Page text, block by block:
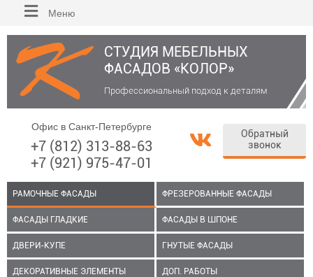
Меню
СТУДИЯ МЕБЕЛЬНЫХ
ФАСАДОВ «КОЛОР»
Профессиональный подход к деталям
Офис в Санкт-Петербурге
+7 (812) 313-88-63
+7 (921) 975-47-01
Обратный
звонок
РАМОЧНЫЕ ФАСАДЫ ФРЕЗЕРОВАННЫЕ ФАСАДЫ
ФАСАДЫ ГЛАДКИЕ ФАСАДЫ В ШПОНЕ
ДВЕРИ-КУПЕ ГНУТЫЕ ФАСАДЫ
ДЕКОРАТИВНЫЕ ЭЛЕМЕНТЫ ДОП. РАБОТЫ